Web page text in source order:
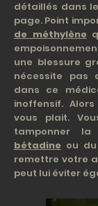
détaillés dans
page. Point
de méthylène
une blessure
nécessite pas
dans ce
inoffensif.
vous plait.
tamponner
bétadine ou du
remettre votre
peut lui éviter